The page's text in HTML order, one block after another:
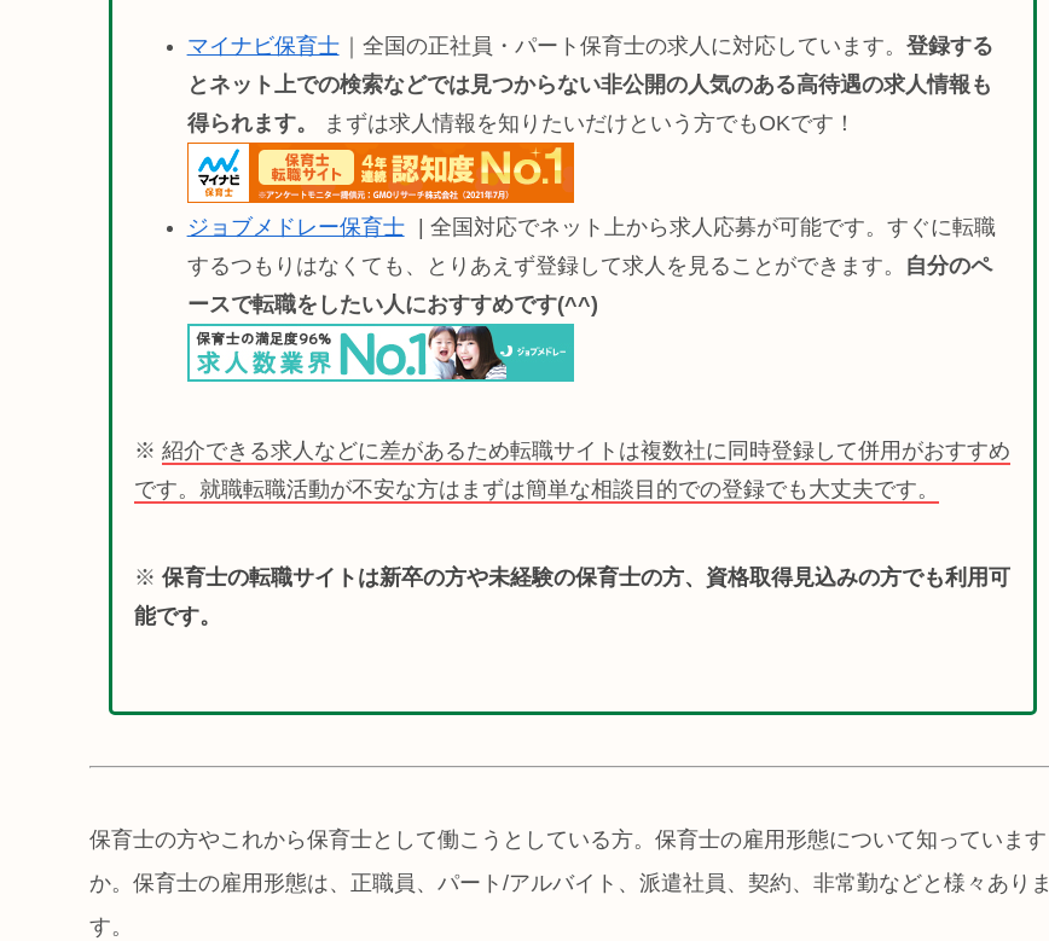
マイナビ保育士 ｜全国の正社員・パート保育士の求人に対応しています。 登録する
とネット上での検索などでは見つからない非公開の人気のある高待遇の求人情報も
得られます。
まずは求人情報を知りたいだけという方でもOKです！
ジョブメドレー保育士
| 全国対応でネット上から求人応募が可能です。すぐに転職
するつもりはなくても、とりあえず登録して求人を見ることができます。
自分のペ
ースで転職をしたい人におすすめです(^^)
※ 紹介できる求人などに差があるため転職サイトは複数社に同時登録して併用がおすすめ
です。就職転職活動が不安な方はまずは簡単な相談目的での登録でも大丈夫です。
※ 保育士の転職サイトは新卒の方や未経験の保育士の方、資格取得見込みの方でも利用可
能です。
保育士の方やこれから保育士として働こうとしている方。保育士の雇用形態について知っています
か。保育士の雇用形態は、正職員、パート/アルバイト、派遣社員、契約、非常勤などと様々ありま
す。